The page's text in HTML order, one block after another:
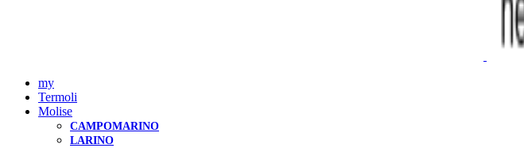
my
Termoli
Molise
CAMPOMARINO
LARINO